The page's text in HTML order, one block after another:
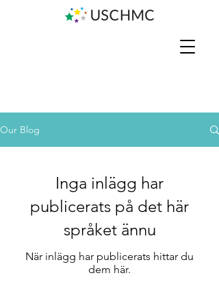
Our Blog
Inga inlägg har
publicerats på det här
språket ännu
När inlägg har publicerats hittar du
dem här.